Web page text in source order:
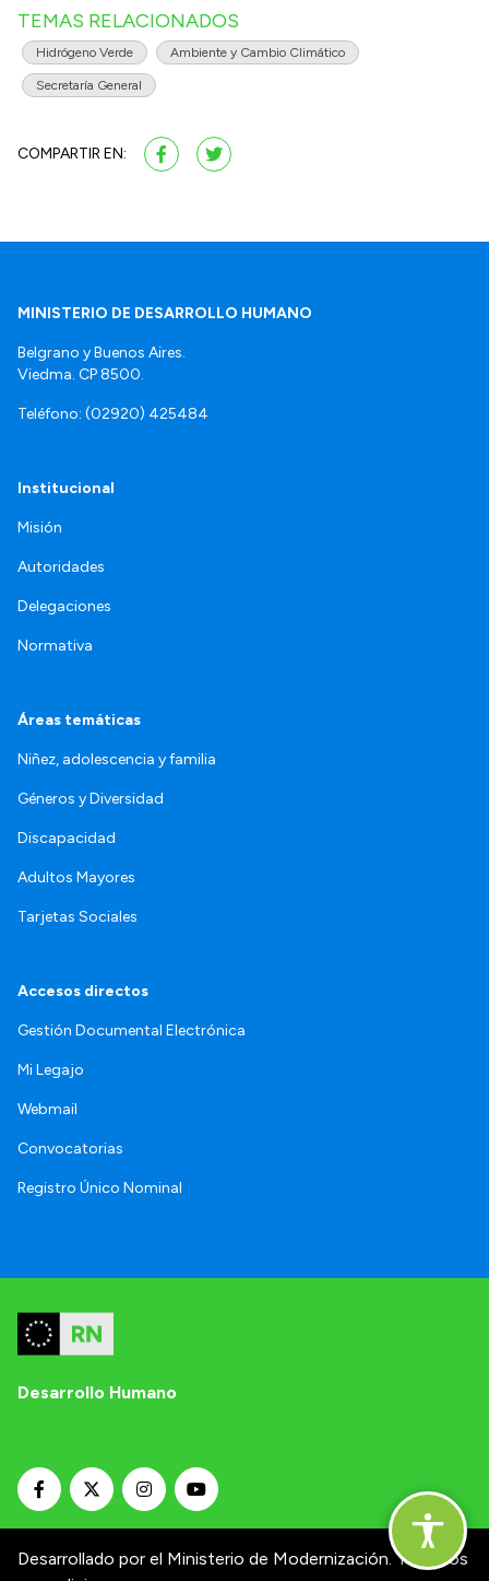
TEMAS RELACIONADOS
Hidrógeno Verde Ambiente y Cambio Climático
Secretaría General
COMPARTIR EN:
MINISTERIO DE DESARROLLO HUMANO
Belgrano y Buenos Aires.
Viedma. CP 8500.
Teléfono: (02920) 425484
Institucional
Misión
Autoridades
Delegaciones
Normativa
Áreas temáticas
Niñez, adolescencia y familia
Géneros y Diversidad
Discapacidad
Adultos Mayores
Tarjetas Sociales
Accesos directos
Gestión Documental Electrónica
Mi Legajo
Webmail
Convocatorias
Registro Único Nominal
Desarrollo Humano
Desarrollado por el Ministerio de Modernización. Términos